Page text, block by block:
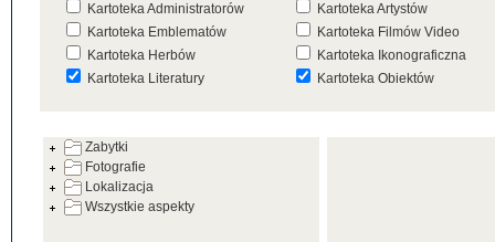
Kartoteka Administratorów
Kartoteka Artystów
Kartoteka Emblematów
Kartoteka Filmów Video
Kartoteka Herbów
Kartoteka Ikonograficzna
Kartoteka Literatury
Kartoteka Obiektów
Kartoteka Warsztatów
Kartoteka Zabytków
Zabytki
Fotografie
Lokalizacja
Wszystkie aspekty